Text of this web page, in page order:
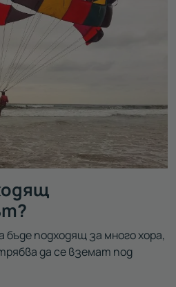
подходящ за много хора,
да се вземат под